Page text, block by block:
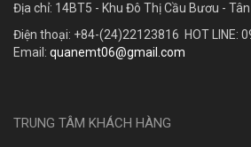
Địa chỉ: 14BT5 - Khu Đô Thị Cầu Bươu -
Điện thoại: +84-(24)22123816 HOT LINE:
Email: quanemt06@gmail.com
TRUNG TÂM KHÁCH HÀNG